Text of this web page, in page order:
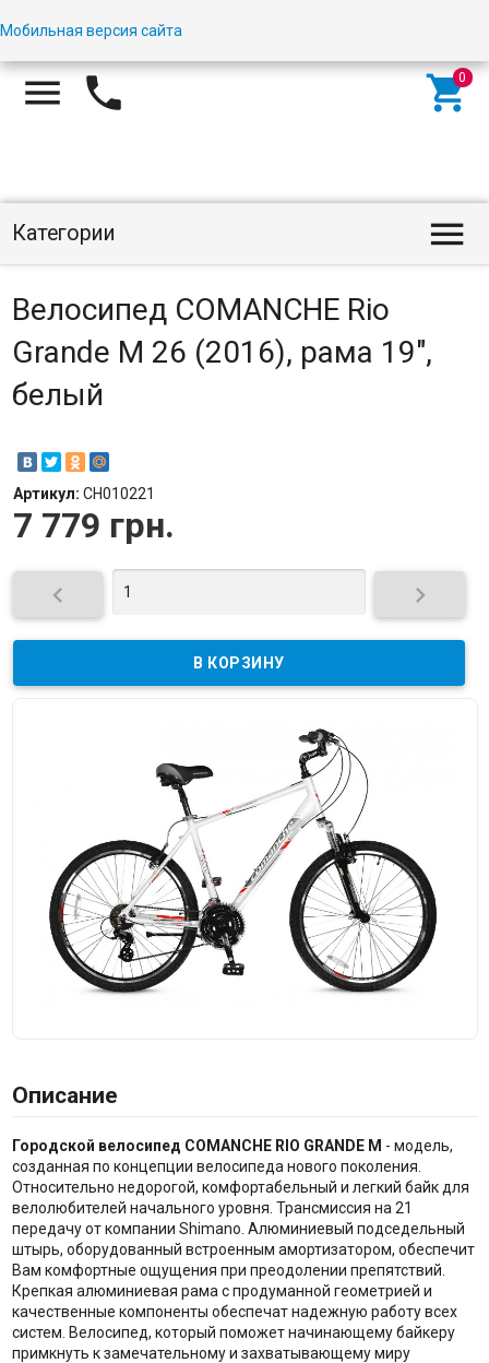
Мобильная версия сайта
  
Категории 
Велосипед COMANCHE Rio
Grande M 26 (2016), рама 19",
белый
Артикул: CH010221
7 779 грн.
 
Описание
Городской велосипед COMANCHE RIO GRANDE M - модель,
созданная по концепции велосипеда нового поколения.
Относительно недорогой, комфортабельный и легкий байк для
велолюбителей начального уровня. Трансмиссия на 21
передачу от компании Shimano. Алюминиевый подседельный
штырь, оборудованный встроенным амортизатором, обеспечит
Вам комфортные ощущения при преодолении препятствий.
Крепкая алюминиевая рама с продуманной геометрией и
качественные компоненты обеспечат надежную работу всех
систем. Велосипед, который поможет начинающему байкеру
примкнуть к замечательному и захватывающему миру